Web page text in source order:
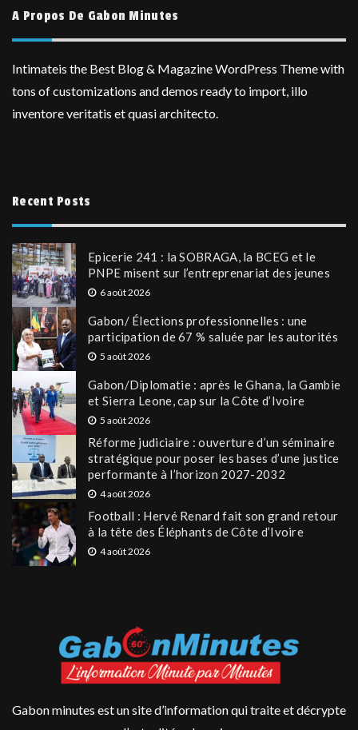
A Propos De Gabon Minutes
Intimateis the Best Blog & Magazine WordPress Theme with
tons of customizations and demos ready to import, illo
inventore veritatis et quasi architecto.
Recent Posts
Epicerie 241 : la SOBRAGA, la BCEG et le
PNPE misent sur l’entreprenariat des jeunes
6 août 2026
Gabon/ Élections professionnelles : une
participation de 67 % saluée par les autorités
5 août 2026
Gabon/Diplomatie : après le Ghana, la Gambie
et Sierra Leone, cap sur la Côte d’Ivoire
5 août 2026
Réforme judiciaire : ouverture d’un séminaire
stratégique pour poser les bases d’une justice
performante à l’horizon 2027-2032
4 août 2026
Football : Hervé Renard fait son grand retour
à la tête des Éléphants de Côte d’Ivoire
4 août 2026
Gabon minutes est un site d’information qui traite et décrypte